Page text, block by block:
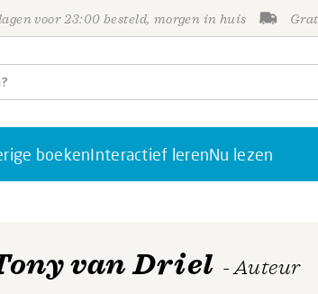
voor 23:00 besteld, morgen in huis
boekenInteractief lerenNu lezen
van Driel - Auteur